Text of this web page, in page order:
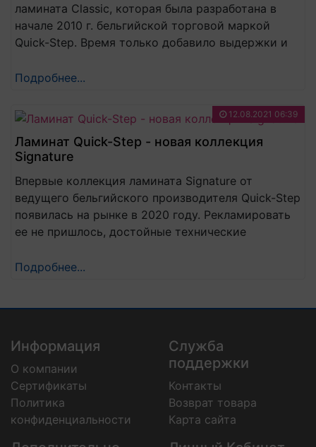
ламината Classic, которая была разработана в
начале 2010 г. бельгийской торговой маркой
Quick-Step. Время только добавило выдержки и
методы укладки покрытия, разнообразятся
востребованность у покупателей остаётся
неизменно высокой.
Подробнее...
12.08.2021 06:39
Ламинат Quick-Step - новая коллекция
Signature
Впервые коллекция ламината Signature от
ведущего бельгийского производителя Quick-Step
появилась на рынке в 2020 году. Рекламировать
ее не пришлось, достойные технические
сделали свое дело.
Подробнее...
Информация
О компании
Сертификаты
Политика
конфиденциальности
Служба
поддержки
Контакты
Возврат товара
Карта сайта